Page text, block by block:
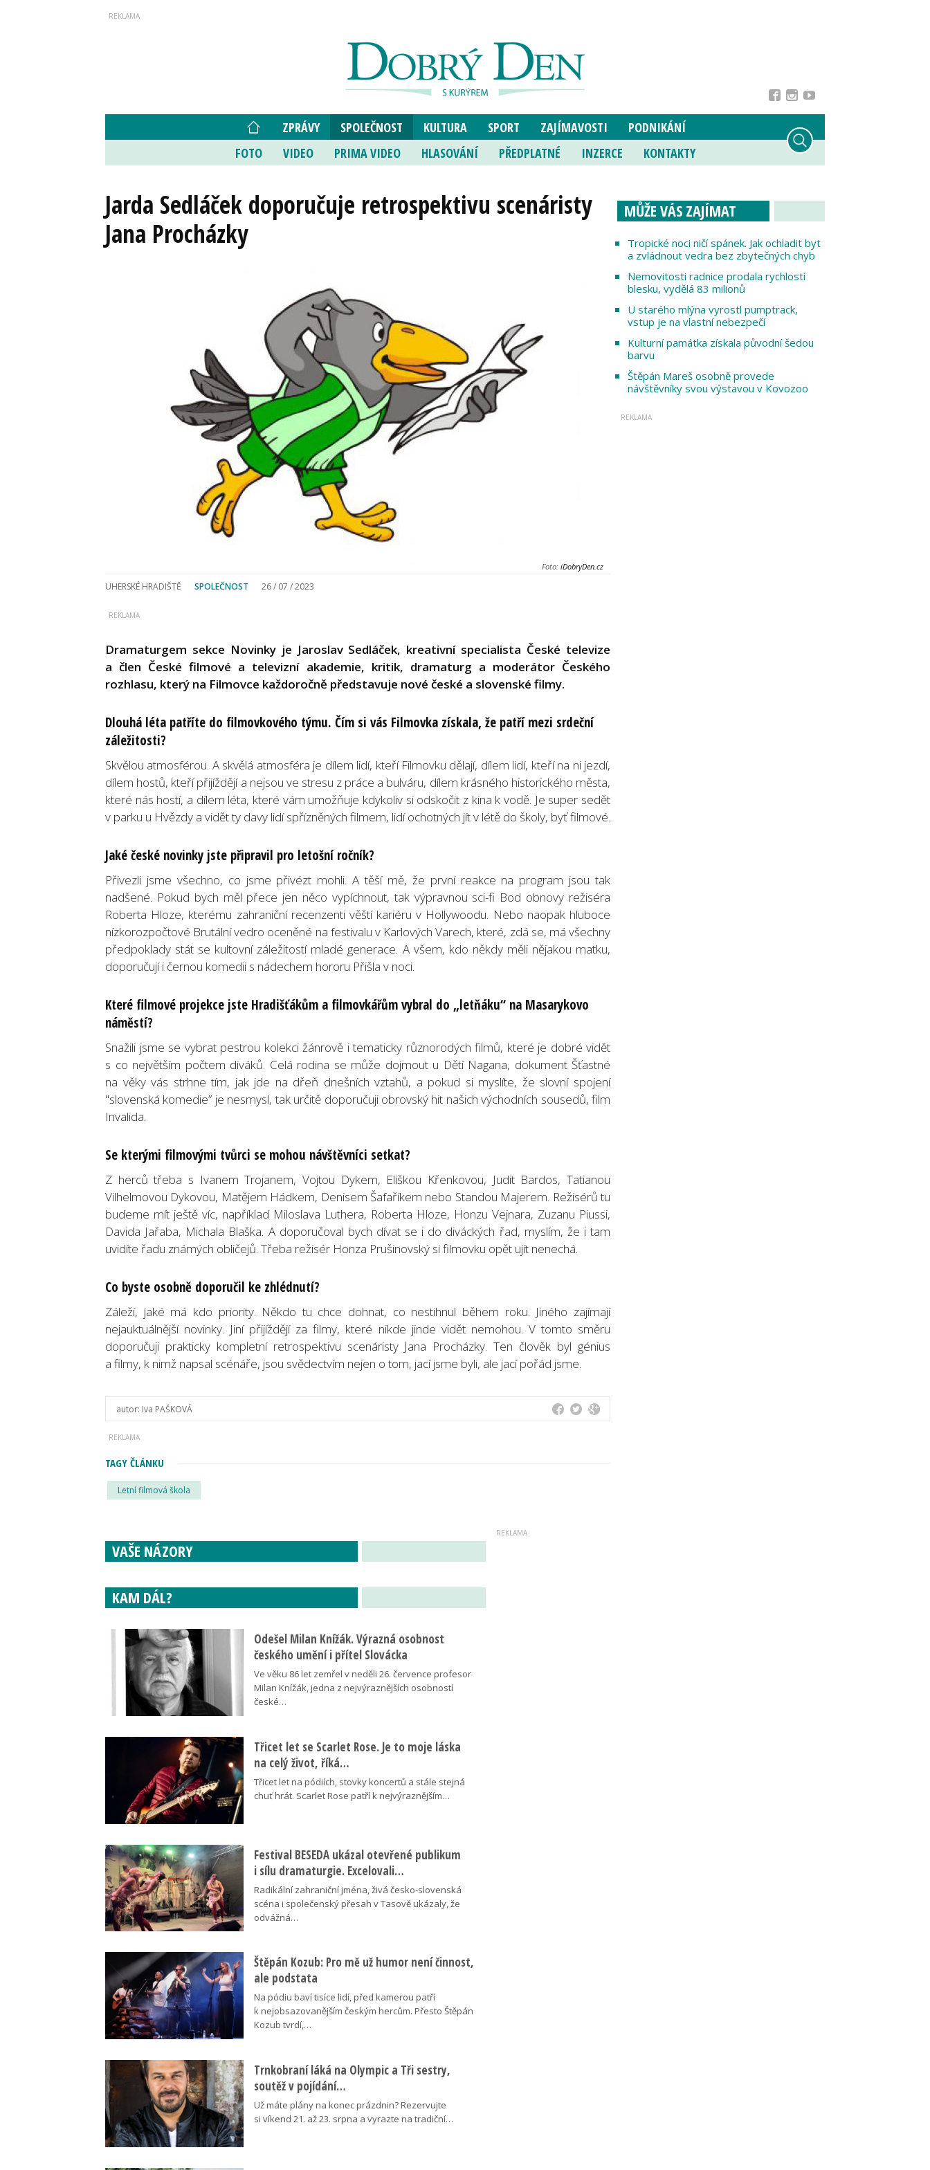
ZPRÁVY SPOLEČNOST KULTURA SPORT ZAJÍMAVOSTI
PODNIKÁNÍ
FOTO
VIDEO PRIMA VIDEO HLASOVÁNÍ PŘEDPLATNÉ INZERCE KONTAKTY
Jarda Sedláček doporučuje retrospektivu scenáristy
Jana Procházky
Foto: iDobryDen.cz
UHERSKÉ HRADIŠTĚ SPOLEČNOST 26 / 07 / 2023
Dramaturgem sekce Novinky je Jaroslav Sedláček, kreativní specialista České televize
a člen České filmové a televizní akademie, kritik, dramaturg a moderátor Českého
rozhlasu, který na Filmovce každoročně představuje nové české a slovenské filmy.
Dlouhá léta patříte do filmovkového týmu. Čím si vás Filmovka získala, že patří mezi srdeční
záležitosti?
Skvělou atmosférou. A skvělá atmosféra je dílem lidí, kteří Filmovku dělají, dílem lidí, kteří na ni jezdí,
dílem hostů, kteří přijíždějí a nejsou ve stresu z práce a bulváru, dílem krásného historického města,
které nás hostí, a dílem léta, které vám umožňuje kdykoliv si odskočit z kina k vodě. Je super sedět
v parku u Hvězdy a vidět ty davy lidí spřízněných filmem, lidí ochotných jít v létě do školy, byť filmové.
Jaké české novinky jste připravil pro letošní ročník?
Přivezli jsme všechno, co jsme přivézt mohli. A těší mě, že první reakce na program jsou tak
nadšené. Pokud bych měl přece jen něco vypíchnout, tak výpravnou sci-fi Bod obnovy režiséra
Roberta Hloze, kterému zahraniční recenzenti věští kariéru v Hollywoodu. Nebo naopak hluboce
nízkorozpočtové Brutální vedro oceněné na festivalu v Karlových Varech, které, zdá se, má všechny
předpoklady stát se kultovní záležitostí mladé generace. A všem, kdo někdy měli nějakou matku,
doporučují i černou komedii s nádechem hororu Přišla v noci.
Které filmové projekce jste Hradišťákům a filmovkářům vybral do „letňáku“ na Masarykovo
náměstí?
Snažili jsme se vybrat pestrou kolekci žánrově i tematicky různorodých filmů, které je dobré vidět
s co největším počtem diváků. Celá rodina se může dojmout u Dětí Nagana, dokument Šťastné
na věky vás strhne tím, jak jde na dřeň dnešních vztahů, a pokud si myslíte, že slovní spojení
"slovenská komedie” je nesmysl, tak určitě doporučuji obrovský hit našich východních sousedů, film
Invalida.
Se kterými filmovými tvůrci se mohou návštěvníci setkat?
Z herců třeba s Ivanem Trojanem, Vojtou Dykem, Eliškou Křenkovou, Judit Bardos, Tatianou
Vilhelmovou Dykovou, Matějem Hádkem, Denisem Šafaříkem nebo Standou Majerem. Režisérů tu
budeme mít ještě víc, například Miloslava Luthera, Roberta Hloze, Honzu Vejnara, Zuzanu Piussi,
Davida Jařaba, Michala Blaška. A doporučoval bych dívat se i do diváckých řad, myslím, že i tam
uvidíte řadu známých obličejů. Třeba režisér Honza Prušinovský si filmovku opět ujít nenechá.
Co byste osobně doporučil ke zhlédnutí?
Záleží, jaké má kdo priority. Někdo tu chce dohnat, co nestihnul během roku. Jiného zajímají
nejauktuálnější novinky. Jiní přijíždějí za filmy, které nikde jinde vidět nemohou. V tomto směru
doporučuji prakticky kompletní retrospektivu scenáristy Jana Procházky. Ten člověk byl génius
a filmy, k nimž napsal scénáře, jsou svědectvím nejen o tom, jací jsme byli, ale jací pořád jsme.
autor: Iva PAŠKOVÁ
TAGY ČLÁNKU
Letní filmová škola
MŮŽE VÁS ZAJÍMAT
Tropické noci ničí spánek. Jak ochladit byt
a zvládnout vedra bez zbytečných chyb
Nemovitosti radnice prodala rychlostí
blesku, vydělá 83 milionů
U starého mlýna vyrostl pumptrack,
vstup je na vlastní nebezpečí
Kulturní památka získala původní šedou
barvu
Štěpán Mareš osobně provede
návštěvníky svou výstavou v Kovozoo
VAŠE NÁZORY
KAM DÁL?
Odešel Milan Knížák. Výrazná osobnost
českého umění i přítel Slovácka
Ve věku 86 let zemřel v neděli 26. července profesor
Milan Knížák, jedna z nejvýraznějších osobností
české…
Třicet let se Scarlet Rose. Je to moje láska
na celý život, říká…
Třicet let na pódiích, stovky koncertů a stále stejná
chuť hrát. Scarlet Rose patří k nejvýraznějším…
Festival BESEDA ukázal otevřené publikum
i sílu dramaturgie. Excelovali…
Radikální zahraniční jména, živá česko-slovenská
scéna i společenský přesah v Tasově ukázaly, že
odvážná…
Štěpán Kozub: Pro mě už humor není činnost,
ale podstata
Na pódiu baví tisíce lidí, před kamerou patří
k nejobsazovanějším českým hercům. Přesto Štěpán
Kozub tvrdí,…
Trnkobraní láká na Olympic a Tři sestry,
soutěž v pojídání…
Už máte plány na konec prázdnin? Rezervujte
si víkend 21. až 23. srpna a vyrazte na tradiční…